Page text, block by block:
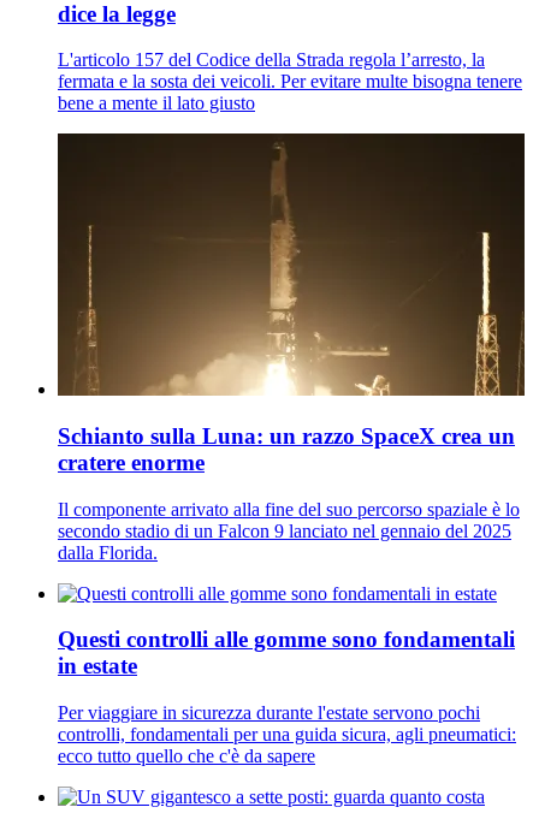
dice la legge
L'articolo 157 del Codice della Strada regola l’arresto, la
fermata e la sosta dei veicoli. Per evitare multe bisogna tenere
bene a mente il lato giusto
Schianto sulla Luna: un razzo SpaceX crea un
cratere enorme
Il componente arrivato alla fine del suo percorso spaziale è lo
secondo stadio di un Falcon 9 lanciato nel gennaio del 2025
dalla Florida.
Questi controlli alle gomme sono fondamentali
in estate
Per viaggiare in sicurezza durante l'estate servono pochi
controlli, fondamentali per una guida sicura, agli pneumatici:
ecco tutto quello che c'è da sapere